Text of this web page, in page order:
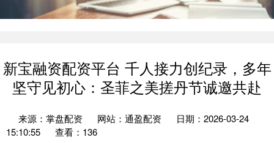
新宝融资配资平台 千人接力创纪录，多年
坚守见初心：圣菲之美搓丹节诚邀共赴
来源：掌盘配资 网站：通盈配资
日期：2026-03-24
15:10:55
查看：136